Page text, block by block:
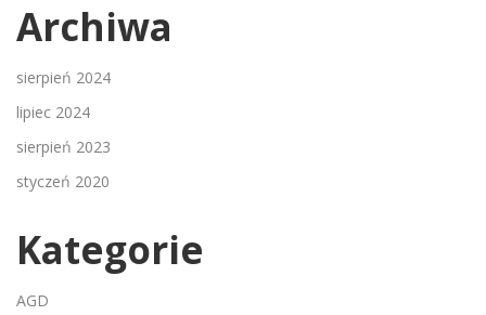
Archiwa
sierpień 2024
lipiec 2024
sierpień 2023
styczeń 2020
Kategorie
AGD